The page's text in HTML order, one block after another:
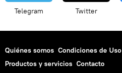
Telegram Twitter
Quiénes somos Condiciones de Uso
Productos y servicios Contacto